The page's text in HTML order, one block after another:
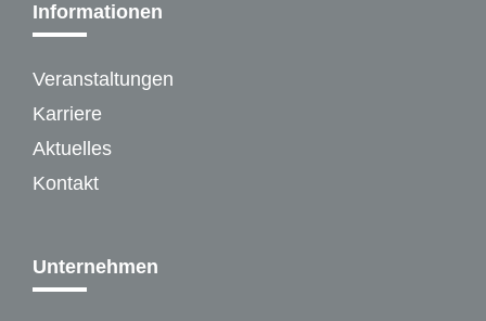
Informationen
Veranstaltungen
Karriere
Aktuelles
Kontakt
Unternehmen